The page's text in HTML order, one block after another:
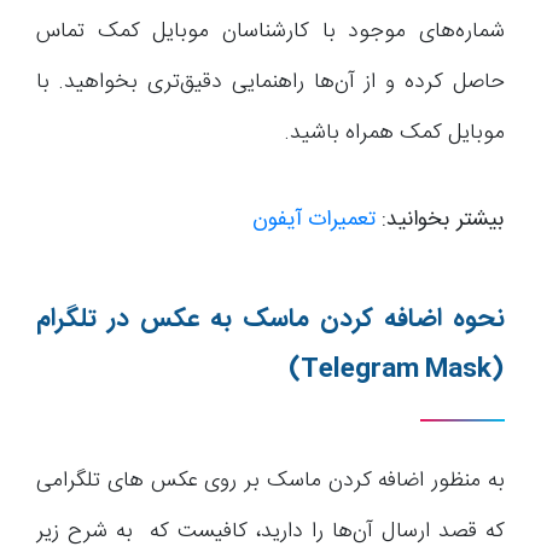
شماره‌های موجود با کارشناسان موبایل کمک تماس
حاصل کرده و از آن‌ها راهنمایی دقیق‌تری بخواهید. با
موبایل کمک همراه باشید.
بیشتر بخوانید: تعمیرات آیفون
نحوه اضافه کردن ماسک به عکس در تلگرام
(Telegram Mask)
به منظور اضافه کردن ماسک بر روی عکس های تلگرامی
که قصد ارسال آن‌ها را دارید، کافیست که به شرح زیر